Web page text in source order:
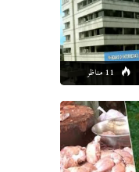
11 مناظر